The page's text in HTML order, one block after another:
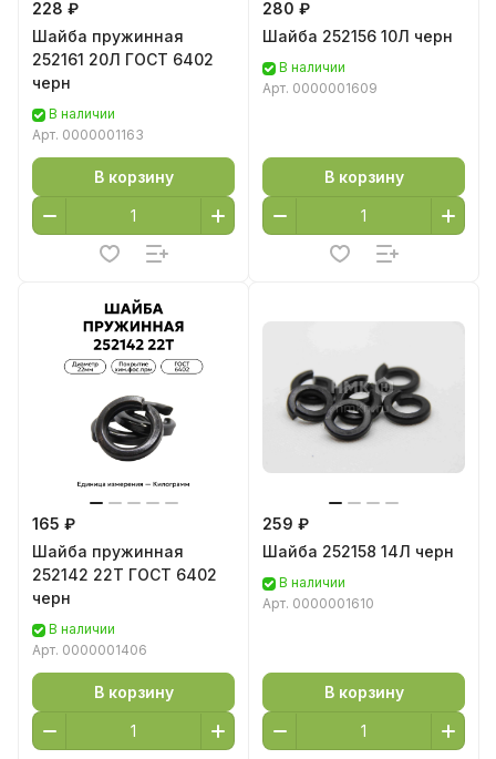
228 ₽
Шайба пружинная
252161 20Л ГОСТ 6402
черн
В наличии
Арт. 0000001163
В корзину
280 ₽
Шайба 252156 10Л черн
В наличии
Арт. 0000001609
В корзину
165 ₽
Шайба пружинная
252142 22Т ГОСТ 6402
черн
В наличии
Арт. 0000001406
В корзину
259 ₽
Шайба 252158 14Л черн
В наличии
Арт. 0000001610
В корзину